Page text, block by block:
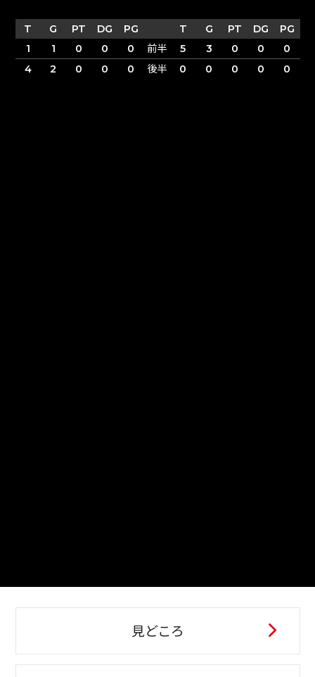
T G PT DG PG T G PT DG
PG
1
1 0 0 0 前半 5 3 0 0
0
4
2 0 0 0 後半 0 0 0 0 0
見どころ